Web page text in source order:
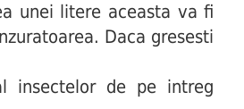
unei litere aceasta va fi
Daca gresesti
insectelor de pe intreg